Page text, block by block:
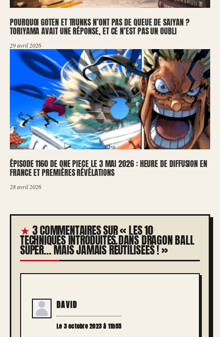
POURQUOI GOTEN ET TRUNKS N’ONT PAS DE QUEUE DE SAIYAN ?
TORIYAMA AVAIT UNE RÉPONSE, ET CE N’EST PAS UN OUBLI
29 avril 2026
ÉPISODE 1160 DE ONE PIECE LE 3 MAI 2026 : HEURE DE DIFFUSION EN
FRANCE ET PREMIÈRES RÉVÉLATIONS
28 avril 2026
3 COMMENTAIRES SUR « LES 10
TECHNIQUES INTRODUITES DANS DRAGON BALL
SUPER… MAIS JAMAIS RÉUTILISÉES ! »
DAVID
Le 3 octobre 2023 à 11h55